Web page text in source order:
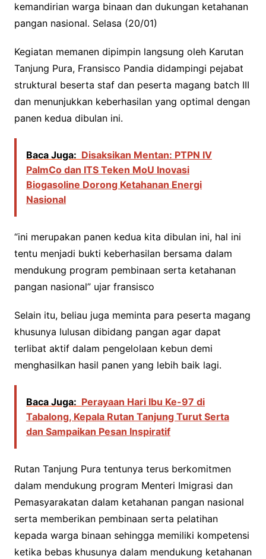
kemandirian warga binaan dan dukungan ketahanan
pangan nasional. Selasa (20/01)
Kegiatan memanen dipimpin langsung oleh Karutan
Tanjung Pura, Fransisco Pandia didampingi pejabat
struktural beserta staf dan peserta magang batch III
dan menunjukkan keberhasilan yang optimal dengan
panen kedua dibulan ini.
Baca Juga: Disaksikan Mentan: PTPN IV
PalmCo dan ITS Teken MoU Inovasi
Biogasoline Dorong Ketahanan Energi
Nasional
“ini merupakan panen kedua kita dibulan ini, hal ini
tentu menjadi bukti keberhasilan bersama dalam
mendukung program pembinaan serta ketahanan
pangan nasional” ujar fransisco
Selain itu, beliau juga meminta para peserta magang
khusunya lulusan dibidang pangan agar dapat
terlibat aktif dalam pengelolaan kebun demi
menghasilkan hasil panen yang lebih baik lagi.
Baca Juga: Perayaan Hari Ibu Ke-97 di
Tabalong, Kepala Rutan Tanjung Turut Serta
dan Sampaikan Pesan Inspiratif
Rutan Tanjung Pura tentunya terus berkomitmen
dalam mendukung program Menteri Imigrasi dan
Pemasyarakatan dalam ketahanan pangan nasional
serta memberikan pembinaan serta pelatihan
kepada warga binaan sehingga memiliki kompetensi
ketika bebas khusunya dalam mendukung ketahanan